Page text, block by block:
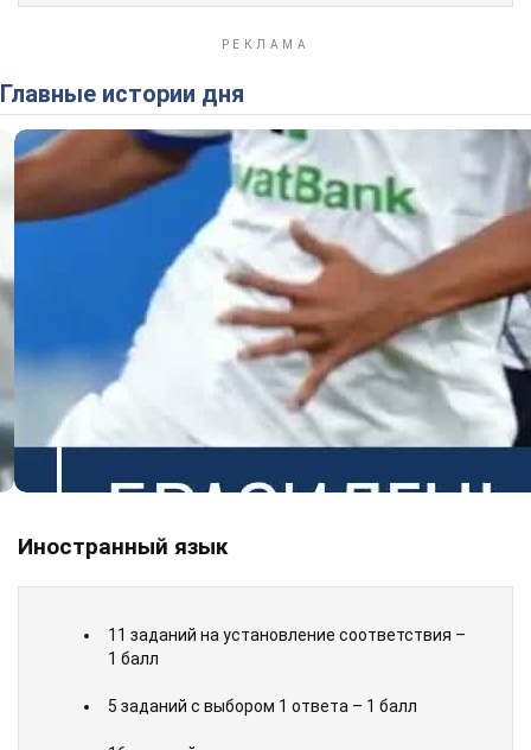
Главные истории дня
Иностранный язык
11 заданий на установление соответствия –
1 балл
5 заданий с выбором 1 ответа – 1 балл